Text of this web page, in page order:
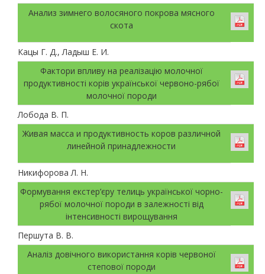
Анализ зимнего волосяного покрова мясного
скота
Кацы Г. Д., Ладыш Е. И.
Фактори впливу на реалізацію молочної
продуктивності корів української червоно-рябої
молочної породи
Лобода В. П.
Живая масса и продуктивность коров различной
линейной принадлежности
Никифорова Л. Н.
Формування екстер’єру телиць української чорно-
рябої молочної породи в залежності від
інтенсивності вирощування
Першута В. В.
Аналіз довічного використання корів червоної
степової породи